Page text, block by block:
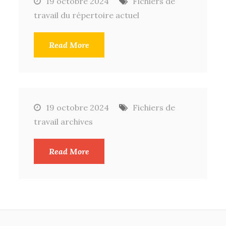
travail du répertoire actuel
Read More
19 octobre 2024
Fichiers de
travail archives
Read More